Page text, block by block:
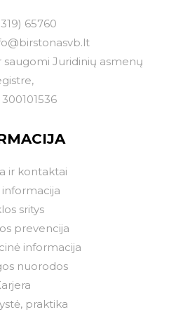
65760
Juridinių asmenų
ir kontaktai
informacija
sritys
prevencija
informacija
nuorodos
praktika